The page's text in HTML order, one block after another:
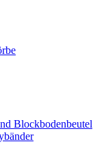
Blockbodenbeutel